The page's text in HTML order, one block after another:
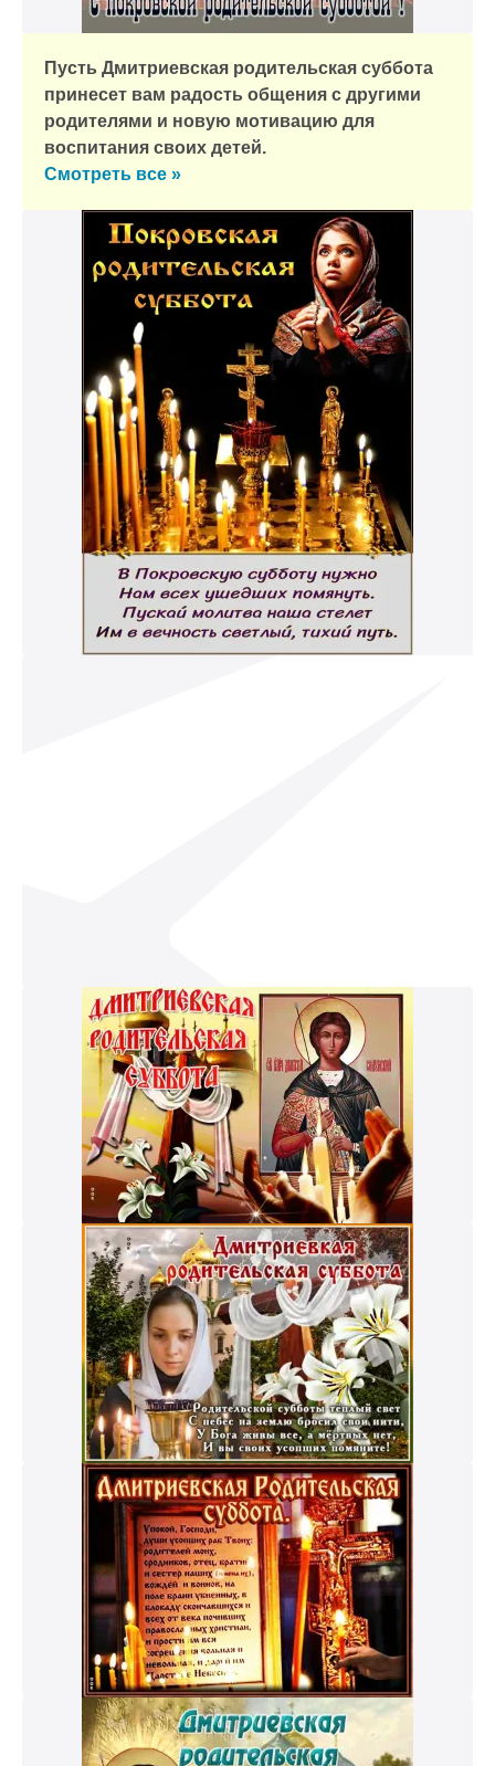
Пусть Дмитриевская родительская суббота
принесет вам радость общения с другими
родителями и новую мотивацию для
воспитания своих детей.
Смотреть все »
пришлем поздравление!